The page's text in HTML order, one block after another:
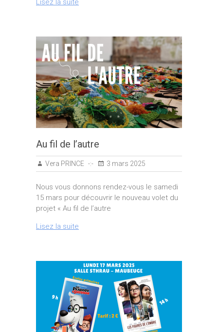
Lisez la suite
Au fil de l’autre
Vera PRINCE 3 mars 2025
Nous vous donnons rendez-vous le samedi
15 mars pour découvrir le nouveau volet du
projet « Au fil de l’autre
Lisez la suite